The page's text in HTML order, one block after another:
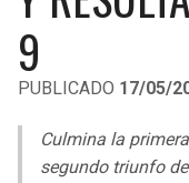
LIGA DE EXPANSIÓN MX
LEAGUES CUP
UEFA EUROPA LEAGUE
UEFA CONFERENCE
COPA LIBERTADORES
RAVENS
PACERS
9
PUBLICADO 17/05/
Culmina la
segundo triunfo